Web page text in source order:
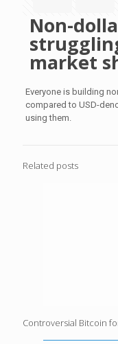
Non-
market
Everyone is building
compared to USD-
using them.
Related posts
Controversial Bitcoin